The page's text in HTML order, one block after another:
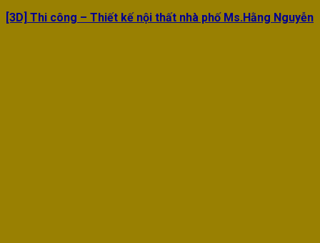
[3D] Thi công – Thiết kế nội thất nhà phố Ms.Hằng Nguyễn